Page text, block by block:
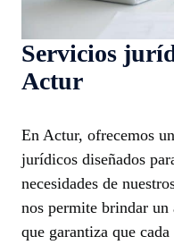
Servicios
Actur
En Actur, ofrecemos
jurídicos diseñados
necesidades de
nos permite brindar
que garantiza que